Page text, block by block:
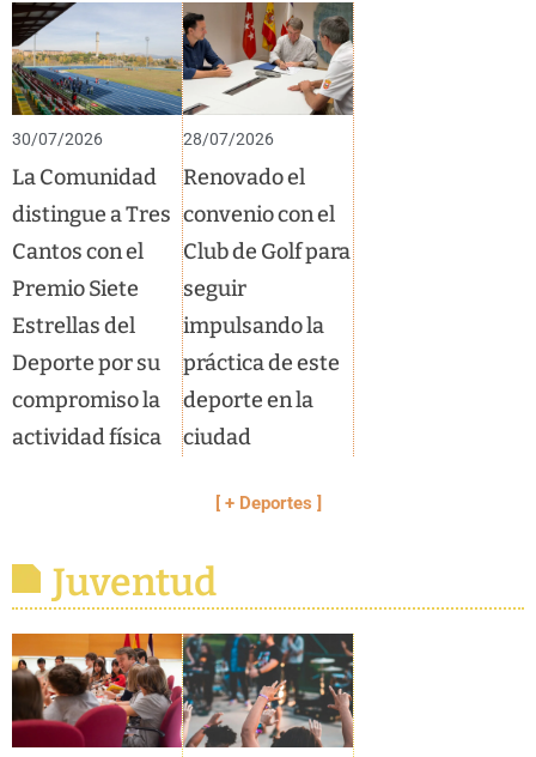
30/07/2026
La Comunidad
distingue a Tres
Cantos con el
Premio Siete
Estrellas del
Deporte por su
compromiso la
actividad física
28/07/2026
Renovado el
convenio con el
Club de Golf para
seguir
impulsando la
práctica de este
deporte en la
ciudad
[ + Deportes ]
Juventud